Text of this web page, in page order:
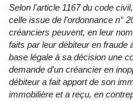
Selon l'article 1167 du code
celle issue de l'ordonnance n°
créanciers peuvent, en leur
faits par leur débiteur en fraude
base légale à sa décision une
demande d'un créancier en
débiteur a fait apport de son
immobilière et a reçu, en